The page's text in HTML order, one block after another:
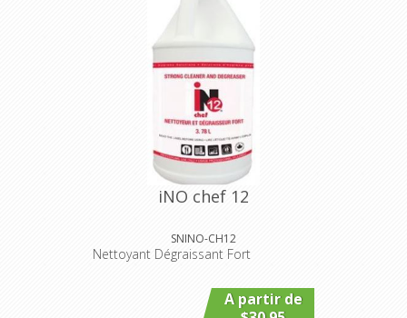
iNO chef 12
SNINO-CH12
Nettoyant Dégraissant Fort
A partir de